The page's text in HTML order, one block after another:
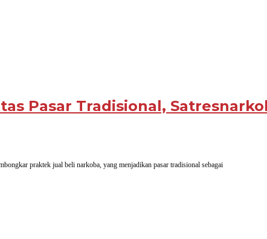
Pasar Tradisional,
praktek jual beli narkoba, yang menjadikan pasar tradisional sebagai